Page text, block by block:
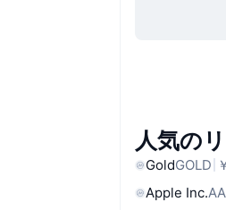
人気の
GoldGOLD
Apple Inc.